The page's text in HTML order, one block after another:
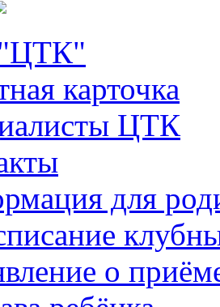
карточка
ЦТК
для
о